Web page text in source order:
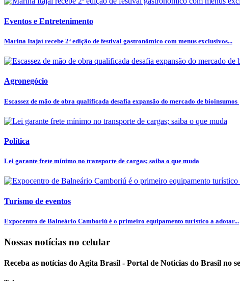
Eventos e Entretenimento
Marina Itajaí recebe 2ª edição de festival gastronômico com menus exclusivos...
Agronegócio
Escassez de mão de obra qualificada desafia expansão do mercado de bioinsumos
Política
Lei garante frete mínimo no transporte de cargas; saiba o que muda
Turismo de eventos
Expocentro de Balneário Camboriú é o primeiro equipamento turístico a adotar...
Nossas notícias no celular
Receba as notícias do Agita Brasil - Portal de Noticias do Brasil no